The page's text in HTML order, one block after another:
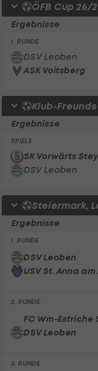
ÖFB Cup 26/
Ergebnisse
1. RUNDE
DSV Leoben
ASK Voitsberg
Klub-
Ergebnisse
SPIELE
SK Vorwärts
DSV Leoben
Steiermark,
Ergebnisse
1. RUNDE
DSV Leoben
USV St. Anna
2. RUNDE
FC Wm-Estriche
DSV Leoben
3. RUNDE